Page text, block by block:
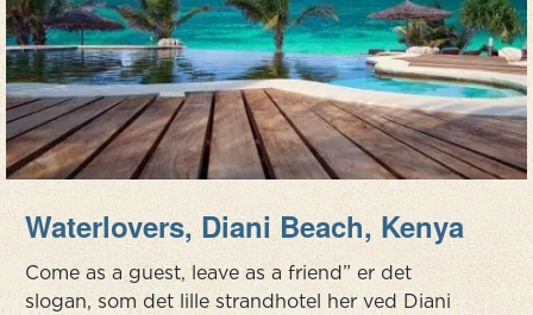
Waterlovers, Diani Beach, Kenya
Come as a guest, leave as a friend” er det
slogan, som det lille strandhotel her ved Diani